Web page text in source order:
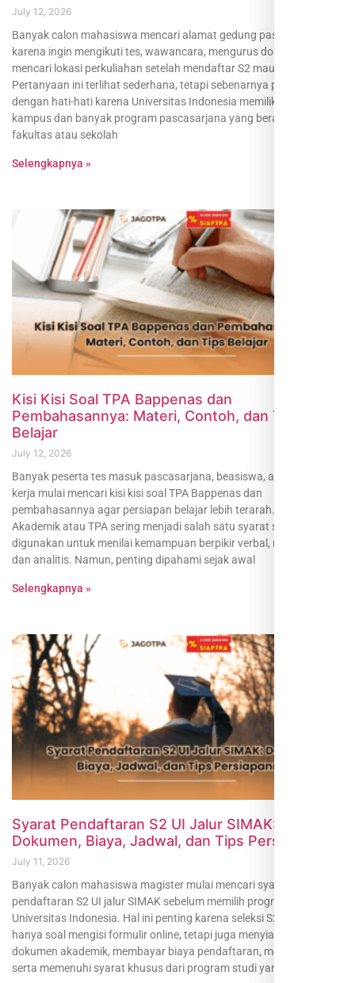
July 12, 2026
Banyak calon mahasiswa mencari alamat gedung pascasarjana UI
karena ingin mengikuti tes, wawancara, mengurus dokumen, atau
mencari lokasi perkuliahan setelah mendaftar S2 maupun S3.
Pertanyaan ini terlihat sederhana, tetapi sebenarnya perlu dijawab
dengan hati-hati karena Universitas Indonesia memiliki beberapa
kampus dan banyak program pascasarjana yang berada di
fakultas atau sekolah
Selengkapnya »
Kisi Kisi Soal TPA Bappenas dan
Pembahasannya: Materi, Contoh, dan Tips
Belajar
July 12, 2026
Banyak peserta tes masuk pascasarjana, beasiswa, atau seleksi
kerja mulai mencari kisi kisi soal TPA Bappenas dan
pembahasannya agar persiapan belajar lebih terarah. Tes Potensi
Akademik atau TPA sering menjadi salah satu syarat seleksi karena
digunakan untuk menilai kemampuan berpikir verbal, numerik, logis,
dan analitis. Namun, penting dipahami sejak awal
Selengkapnya »
Syarat Pendaftaran S2 UI Jalur SIMAK:
Dokumen, Biaya, Jadwal, dan Tips Persiapannya
July 11, 2026
Banyak calon mahasiswa magister mulai mencari syarat
pendaftaran S2 UI jalur SIMAK sebelum memilih program studi di
Universitas Indonesia. Hal ini penting karena seleksi S2 UI tidak
hanya soal mengisi formulir online, tetapi juga menyiapkan
dokumen akademik, membayar biaya pendaftaran, mengikuti ujian,
serta memenuhi syarat khusus dari program studi yang